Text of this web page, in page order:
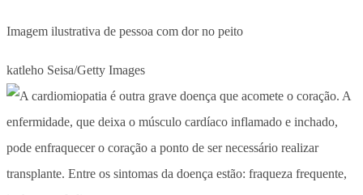
Imagem ilustrativa de pessoa com dor no peito
katleho Seisa/Getty Images